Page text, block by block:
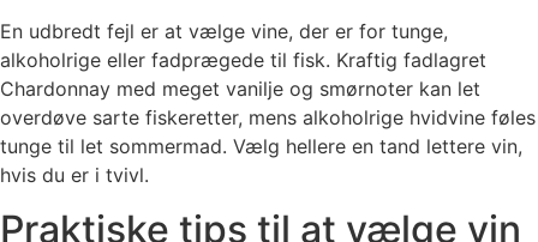
En udbredt fejl er at vælge vine, der er for tunge,
alkoholrige eller fadprægede til fisk. Kraftig fadlagret
Chardonnay med meget vanilje og smørnoter kan let
overdøve sarte fiskeretter, mens alkoholrige hvidvine føles
tunge til let sommermad. Vælg hellere en tand lettere vin,
hvis du er i tvivl.
Praktiske tips til at vælge vin